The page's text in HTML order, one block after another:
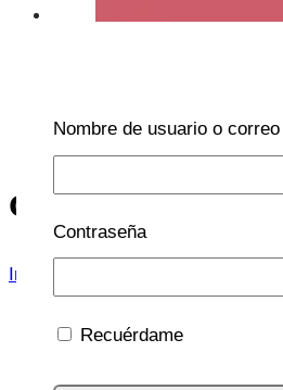
ojo rojo
Inicio
Nombre de usuario o
Contraseña
Recuérdame